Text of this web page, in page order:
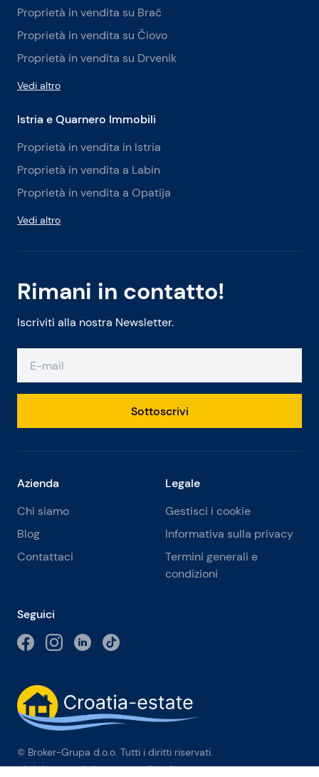
Rimani in contatto!
Iscriviti alla nostra Newsletter.
Sottoscrivi
Proprietà in vendita su Brač
Proprietà in vendita su Čiovo
Proprietà in vendita su Drvenik
Vedi altro
Istria e Quarnero Immobili
Proprietà in vendita in Istria
Proprietà in vendita a Labin
Proprietà in vendita a Opatija
Vedi altro
Azienda
Chi siamo
Blog
Contattaci
Legale
Gestisci i cookie
Informativa sulla privacy
Termini generali e
condizioni
Seguici
© Broker-Grupa d.o.o. Tutti i diritti riservati.
Obala kneza Branimira 1, 21000 Split-Phone: +385 98 384 007